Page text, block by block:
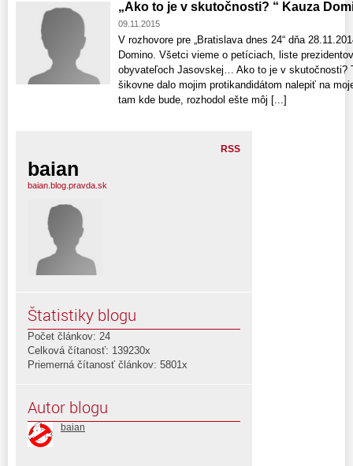
„Ako to je v skutočnosti? “ Kauza
09.11.2015
V rozhovore pre „Bratislava dnes 24“ dňa
Domino. Všetci vieme o petíciach, liste
obyvateľoch Jasovskej… Ako to je v skutočnosti?
šikovne dalo mojim protikandidátom nalepiť na
tam kde bude, rozhodol ešte môj [...]
RSS
baian
baian.blog.pravda.sk
Štatistiky blogu
Počet článkov: 24
Celková čítanosť: 139230x
Priemerná čítanosť článkov: 5801x
Autor blogu
baian